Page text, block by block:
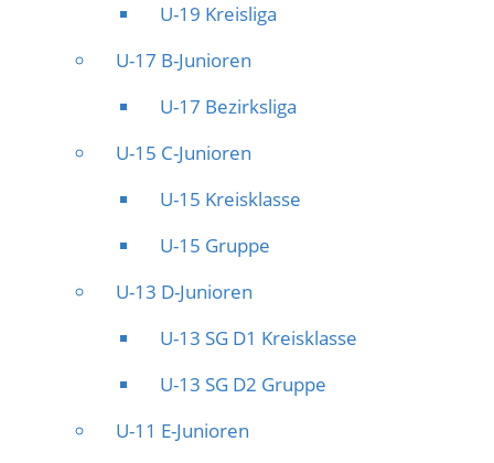
U-19 Kreisliga
U-17 B-Junioren
U-17 Bezirksliga
U-15 C-Junioren
U-15 Kreisklasse
U-15 Gruppe
U-13 D-Junioren
U-13 SG D1 Kreisklasse
U-13 SG D2 Gruppe
U-11 E-Junioren